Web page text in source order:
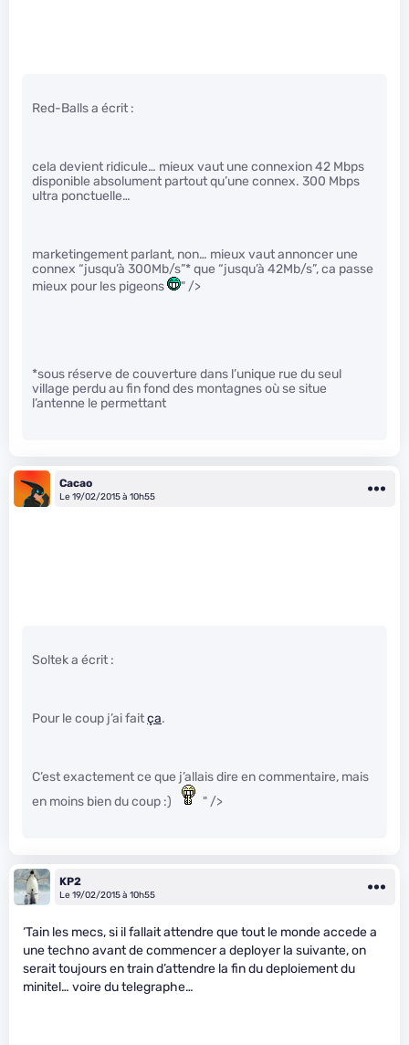
Red-Balls a écrit :
cela devient ridicule… mieux vaut une connexion 42 Mbps
disponible absolument partout qu’une connex. 300 Mbps
ultra ponctuelle…
marketingement parlant, non… mieux vaut annoncer une
connex “jusqu’à 300Mb/s”* que “jusqu’à 42Mb/s”, ca passe
mieux pour les pigeons
" />
*sous réserve de couverture dans l’unique rue du seul
village perdu au fin fond des montagnes où se situe
l’antenne le permettant
Cacao
Le 19/02/2015 à 10h55
Soltek a écrit :
Pour le coup j’ai faitça.
C’est exactement ce que j’allais dire en commentaire, mais
en moins bien du coup :)
" />
KP2
Le 19/02/2015 à 10h55
‘Tain les mecs, si il fallait attendre que tout le monde accede a
une techno avant de commencer a deployer la suivante, on
serait toujours en train d’attendre la fin du deploiement du
minitel… voire du telegraphe…